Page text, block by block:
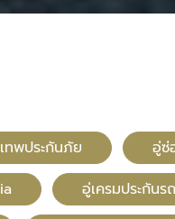
พประกันภัย
อู่ซ่
อู่เครมประกัน